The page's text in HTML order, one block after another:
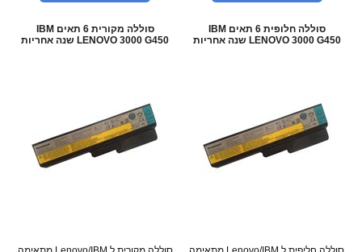
סוללה חלופית 6 תאים IBM
LENOVO 3000 G450 שנה אחריות
סוללה מקורית 6 תאים IBM
LENOVO 3000 G450 שנה אחריות